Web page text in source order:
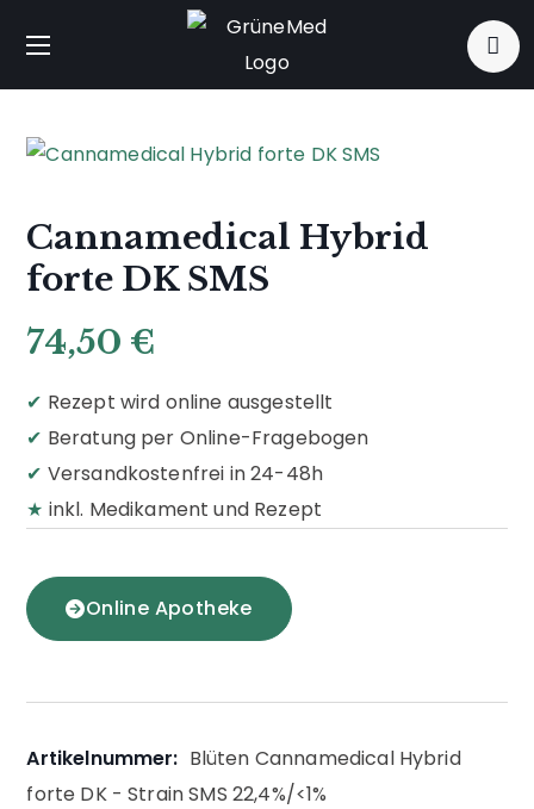
Cannamedical Hybrid
forte DK SMS
74,50 €
✔ Rezept wird online ausgestellt
✔ Beratung per Online-Fragebogen
✔ Versandkostenfrei in 24-48h
★ inkl. Medikament und Rezept
Online Apotheke
Artikelnummer: Blüten Cannamedical Hybrid
forte DK - Strain SMS 22,4%/<1%